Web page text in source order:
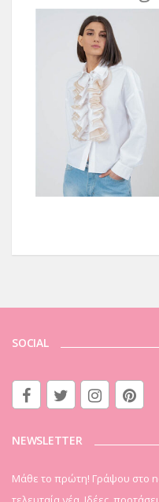
SOCIAL
NEWSLETTER
Μάθε το πρώτη! Γράψου στο